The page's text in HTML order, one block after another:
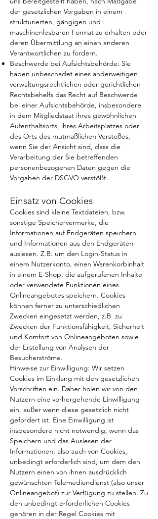
der gesetzlichen Vorgaben in einem
strukturierten, gängigen und
maschinenlesbaren Format zu erhalten oder
deren Übermittlung an einen anderen
Verantwortlichen zu fordern.
Beschwerde bei Aufsichtsbehörde: Sie
haben unbeschadet eines anderweitigen
verwaltungsrechtlichen oder gerichtlichen
Rechtsbehelfs das Recht auf Beschwerde
bei einer Aufsichtsbehörde, insbesondere
in dem Mitgliedstaat ihres gewöhnlichen
Aufenthaltsorts, ihres Arbeitsplatzes oder
des Orts des mutmaßlichen Verstoßes,
wenn Sie der Ansicht sind, dass die
Verarbeitung der Sie betreffenden
personenbezogenen Daten gegen die
Vorgaben der DSGVO verstößt.
Einsatz von Cookies
Cookies sind kleine Textdateien, bzw.
sonstige Speichervermerke, die
Informationen auf Endgeräten speichern
und Informationen aus den Endgeräten
auslesen. Z.B. um den Login-Status in
einem Nutzerkonto, einen Warenkorbinhalt
in einem E-Shop, die aufgerufenen Inhalte
oder verwendete Funktionen eines
Onlineangebotes speichern. Cookies
können ferner zu unterschiedlichen
Zwecken eingesetzt werden, z.B. zu
Zwecken der Funktionsfähigkeit, Sicherheit
und Komfort von Onlineangeboten sowie
der Erstellung von Analysen der
Besucherströme.
Hinweise zur Einwilligung: Wir setzen
Cookies im Einklang mit den gesetzlichen
Vorschriften ein. Daher holen wir von den
Nutzern eine vorhergehende Einwilligung
ein, außer wenn diese gesetzlich nicht
gefordert ist. Eine Einwilligung ist
insbesondere nicht notwendig, wenn das
Speichern und das Auslesen der
Informationen, also auch von Cookies,
unbedingt erforderlich sind, um dem den
Nutzern einen von ihnen ausdrücklich
gewünschten Telemediendienst (also unser
Onlineangebot) zur Verfügung zu stellen. Zu
den unbedingt erforderlichen Cookies
gehören in der Regel Cookies mit